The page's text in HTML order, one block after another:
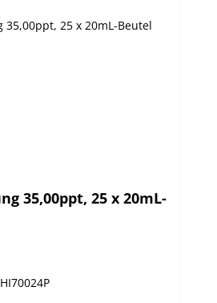
35,00ppt, 25 x 20mL-
HI70024P